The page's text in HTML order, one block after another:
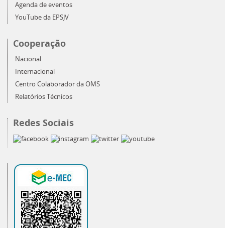
Agenda de eventos
YouTube da EPSJV
Cooperação
Nacional
Internacional
Centro Colaborador da OMS
Relatórios Técnicos
Redes Sociais